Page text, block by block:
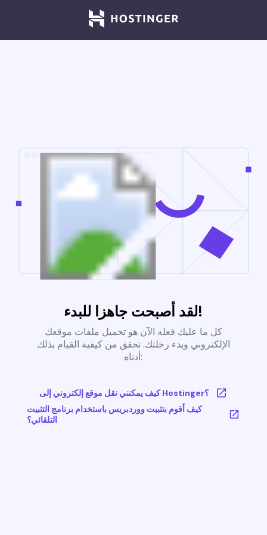
لقد أصبحت جاهزا للبدء!
كل ما عليك فعله الآن هو تحميل ملفات موقعك
الإلكتروني وبدء رحلتك. تحقق من كيفية القيام بذلك
أدناه:
كيف يمكنني نقل موقع إلكتروني إلى Hostinger؟
كيف أقوم بتثبيت ووردبريس باستخدام برنامج التثبيت
التلقائي؟